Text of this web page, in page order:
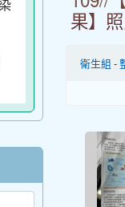
果】
衛生組 -